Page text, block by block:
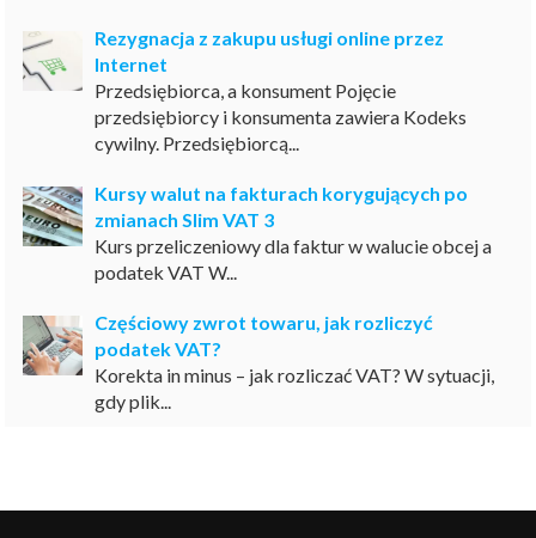
Rezygnacja z zakupu usługi online przez
Internet
Przedsiębiorca, a konsument Pojęcie
przedsiębiorcy i konsumenta zawiera Kodeks
cywilny. Przedsiębiorcą...
Kursy walut na fakturach korygujących po
zmianach Slim VAT 3
Kurs przeliczeniowy dla faktur w walucie obcej a
podatek VAT W...
Częściowy zwrot towaru, jak rozliczyć
podatek VAT?
Korekta in minus – jak rozliczać VAT? W sytuacji,
gdy plik...